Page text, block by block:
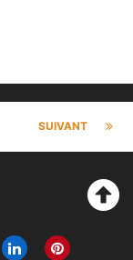
SUIVANT